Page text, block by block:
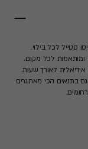
סטייל לכל בילוי.
לכל מקום.
לאורך שעות.
בתנאים הכי מאתגרים.